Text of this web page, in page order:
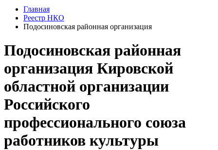
Главная
Реестр НКО
Подосиновская районная организация
Подосиновская районная
организация Кировской
областной организации
Российского
профессионального союза
работников культуры